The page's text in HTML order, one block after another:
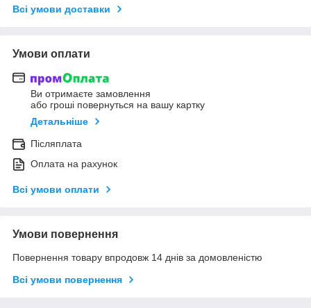
Всі умови доставки
Умови оплати
Ви отримаєте замовлення
або гроші повернуться на вашу картку
Детальніше
Післяплата
Оплата на рахунок
Всі умови оплати
Умови повернення
Повернення товару впродовж 14 днів за домовленістю
Всі умови повернення